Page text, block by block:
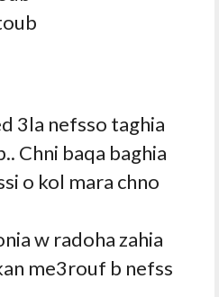
3la nefsso taghia
baqa baghia ?!
o kol mara chno
w radoha zahia
me3rouf b nefss